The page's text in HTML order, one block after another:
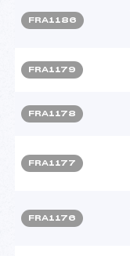
FRA1186
FRA1179
FRA1178
FRA1177
FRA1176